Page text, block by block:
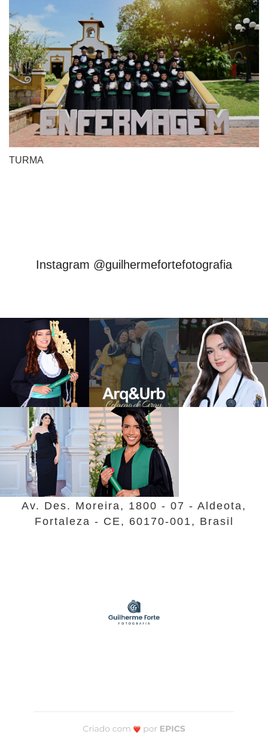
TURMA
Instagram @guilhermefortefotografia
Av. Des. Moreira, 1800 - 07 - Aldeota,
Fortaleza - CE, 60170-001, Brasil